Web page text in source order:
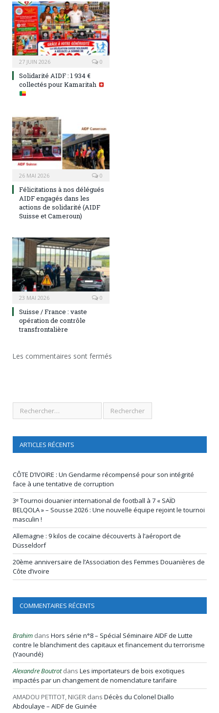
27 JUIN 2026 0
Solidarité AIDF : 1 934 €
collectés pour Kamaritah
26 MAI 2026 0
Félicitations à nos délégués
AIDF engagés dans les
actions de solidarité (AIDF
Suisse et Cameroun)
23 MAI 2026 0
Suisse / France : vaste
opération de contrôle
transfrontalière
Les commentaires sont fermés
ARTICLES RÉCENTS
CÔTE D’IVOIRE : Un Gendarme récompensé pour son intégrité
face à une tentative de corruption
3ᵉ Tournoi douanier international de football à 7 « SAÏD
BELQOLA » – Sousse 2026 : Une nouvelle équipe rejoint le tournoi
masculin !
Allemagne : 9 kilos de cocaïne découverts à l’aéroport de
Düsseldorf
20ème anniversaire de l’Association des Femmes Douanières de
Côte d’ivoire
COMMENTAIRES RÉCENTS
Brahim dans Hors série n°8 – Spécial Séminaire AIDF de Lutte
contre le blanchiment des capitaux et financement du terrorisme
(Yaoundé)
Alexandre Boutrotdans Les importateurs de bois exotiques
impactés par un changement de nomenclature tarifaire
AMADOU PETITOT, NIGER dans Décès du Colonel Diallo
Abdoulaye – AIDF de Guinée